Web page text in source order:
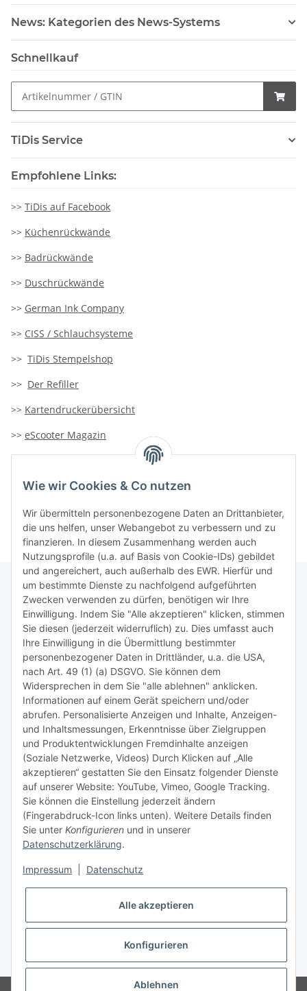
News: Kategorien des News-Systems
Schnellkauf
TiDis Service
Empfohlene Links:
>> TiDis auf Facebook
>> Küchenrückwände
>> Badrückwände
>> Duschrückwände
>> German Ink Company
>> CISS / Schlauchsysteme
>> TiDis Stempelshop
>> Der Refiller
>> Kartendruckerübersicht
>> eScooter Magazin
>>Containersucher
>>Goldinfoseite
TiDis Lizenzsystem
Meist besuchte Seiten:
Tipps & Tricks rund um Sublimation
TiDis Videos auf Youtube
Nachfüllpreise für Druckerpatronen
Refillservice Patronen verpacken
TiDis Druckerwerkstatt
TiDis PC & Notebookwerkstatt
TiDis eScooter Werkstatt
GIC (German Ink Company)
Der Refiller (Infoportal)
* Alle Preise inkl. gesetzlicher USt., zzgl.Versand
Wie wir Cookies & Co nutzen
Wir übermitteln personenbezogene Daten an Drittanbieter,
die uns helfen, unser Webangebot zu verbessern und zu
finanzieren. In diesem Zusammenhang werden auch
Nutzungsprofile (u.a. auf Basis von Cookie-IDs) gebildet
und angereichert, auch außerhalb des EWR. Hierfür und
um bestimmte Dienste zu nachfolgend aufgeführten
Zwecken verwenden zu dürfen, benötigen wir Ihre
Einwilligung. Indem Sie "Alle akzeptieren" klicken, stimmen
Sie diesen (jederzeit widerruflich) zu. Dies umfasst auch
Ihre Einwilligung in die Übermittlung bestimmter
personenbezogener Daten in Drittländer, u.a. die USA,
nach Art. 49 (1) (a) DSGVO. Sie können dem
Widersprechen in dem Sie "alle ablehnen" anklicken.
Informationen auf einem Gerät speichern und/oder
abrufen. Personalisierte Anzeigen und Inhalte, Anzeigen-
und Inhaltsmessungen, Erkenntnisse über Zielgruppen
und Produktentwicklungen Fremdinhalte anzeigen
(Soziale Netzwerke, Videos) Durch Klicken auf „Alle
akzeptieren“ gestatten Sie den Einsatz folgender Dienste
auf unserer Website: YouTube, Vimeo, Google Tracking.
Sie können die Einstellung jederzeit ändern
(Fingerabdruck-Icon links unten). Weitere Details finden
Sie unter Konfigurieren und in unserer
Datenschutzerklärung.
Impressum Datenschutz
Alle akzeptieren
Konfigurieren
Ablehnen